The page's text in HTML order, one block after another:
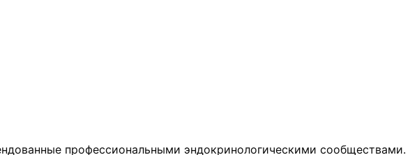
профессиональными эндокринологическими сообществами.